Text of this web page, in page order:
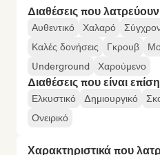
Διαθέσεις που λατρεύουν
Αυθεντικό Χαλαρό
Καλές δονήσεις
Γκρουβ
Underground
Χαρούμενο
Διαθέσεις που είναι
Ελκυστικό Δημιουργικό
Ονειρικό
Χαρακτηριστικά που